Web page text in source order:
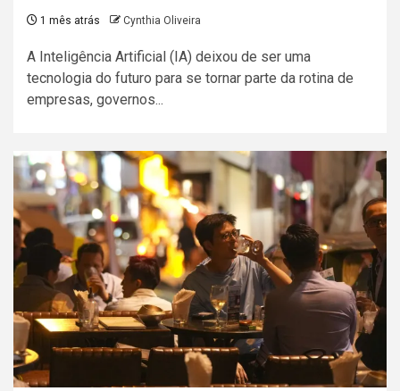
1 mês atrás Cynthia Oliveira
A Inteligência Artificial (IA) deixou de ser uma
tecnologia do futuro para se tornar parte da rotina de
empresas, governos...